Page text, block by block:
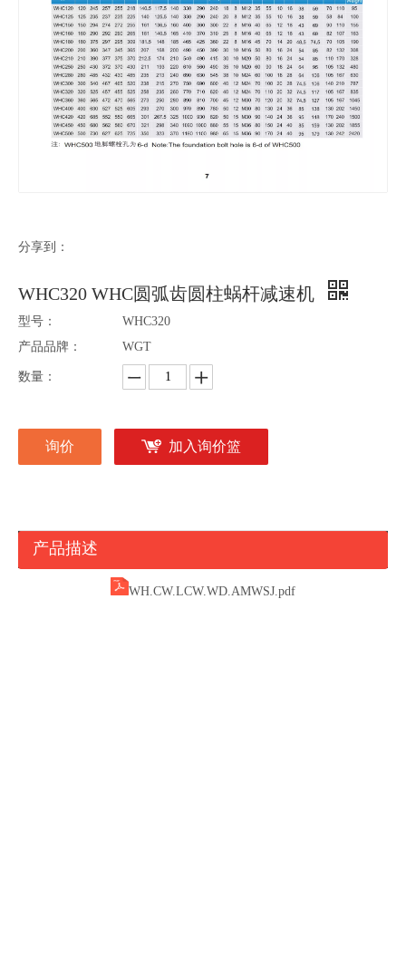
分享到：
WHC320 WHC圆弧齿圆柱蜗杆减速机
型号：
WHC320
产品品牌：
WGT
数量：
询价 加入询价篮
产品描述
WH.CW.LCW.WD.AMWSJ.pdf